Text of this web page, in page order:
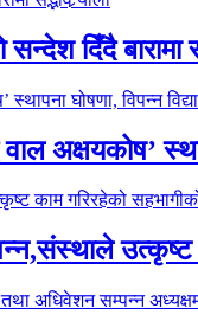
दिँदै बारामा
अक्षयकोष’